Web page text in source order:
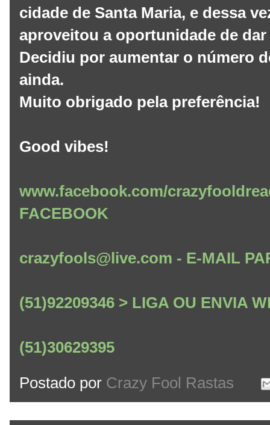
cidade de Santa Maria, e dessa
aproveitou a oportunidade de
Decidiu por aumentar o número
ainda.
Muito obrigado pela preferência!
Good vibes!
www.facebook.com/
FACEBOOK
crazyfools@live.com - E-MAIL
(51)92209346 > LIGA OU ENVIA
(51)30629395
Postado por Crazy Fool Rastas